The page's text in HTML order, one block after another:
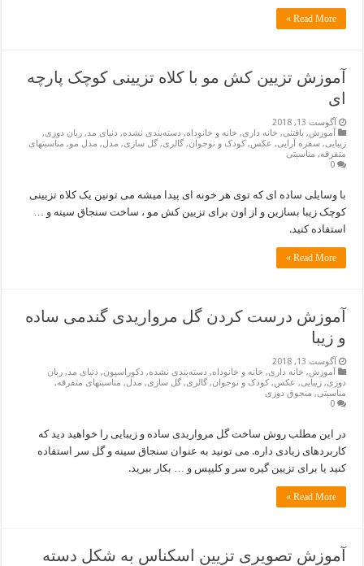
Read More »
آموزش تزیین کش مو با کلاه تزیینی کوچک پارچه
ای
آگوست 13, 2018
آموزش, بافتنی, خانه داری, خانه و خانوداه, دسته‌بندی نشده, دنیای مد,ربان دوزی,
زیبایی,سفره آرایی, عکس,کودک و نوجوان,گالری,گل سازی, مدل, مدل مو, مناسبتهای
متفرقه, مناسبتی
0
با وسایلی ساده ای که توی هر خونه ای پیدا میشه می تونین یک کلاه تزیینی
کوچک زیبا بسازین و از اون برای تزیین کش مو ، ساخت سنجاق سینه و …
استفاده کنید.
Read More »
آموزش درست کردن گل مرواریدی گندمی ساده
و زیبا
آگوست 13, 2018
آموزش, خانه داری, خانه و خانوداه, دسته‌بندی نشده, دکوراسیون, دنیای مد,ربان
دوزی,زیبایی, عکس,کودک و نوجوان,گالری,گل سازی, مدل, مناسبتهای متفرقه,
مناسبتی, منجوق دوزی
0
در این مطلب روش ساخت گل مرواریدی ساده و زیبایی را خواهید دید که
کاربردهای زیادی داره. می تونید به عنوان سنجاق سینه و گل سر استفاده
کنید یا برای تزیین گیره سر و کلیپس و … بکار ببرید.
Read More »
آموزش تصویری تزیین اسکناس به شکل دسته